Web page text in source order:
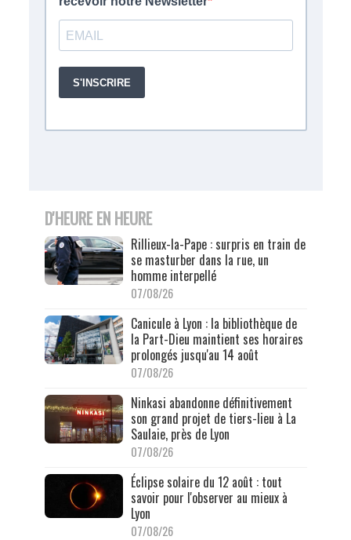
D'HEURE EN HEURE
Rillieux-la-Pape : surpris en train de
se masturber dans la rue, un
homme interpellé
07/08/26
Canicule à Lyon : la bibliothèque de
la Part-Dieu maintient ses horaires
prolongés jusqu'au 14 août
07/08/26
Ninkasi abandonne définitivement
son grand projet de tiers-lieu à La
Saulaie, près de Lyon
07/08/26
Éclipse solaire du 12 août : tout
savoir pour l'observer au mieux à
Lyon
07/08/26